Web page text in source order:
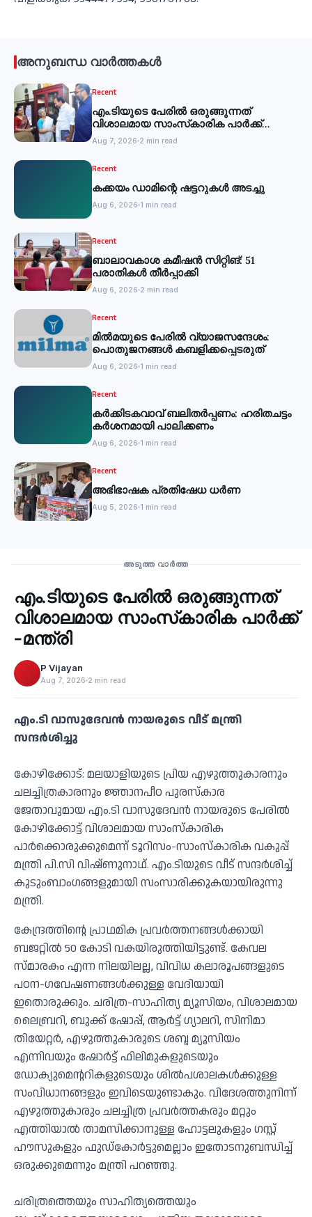
അനുബന്ധ വാർത്തകൾ
Recent
എം.ടിയുടെ പേരില്‍ ഒരുങ്ങുന്നത്
വിശാലമായ സാംസ്‌കാരിക പാര്‍ക്ക്
-മന്ത്രി
Aug 7, 2026 2 min read
Recent
കക്കയം ഡാമിന്റെ ഷട്ടറുകള്‍ അടച്ചു
Aug 6, 2026 1 min read
Recent
ബാലാവകാശ കമീഷന്‍ സിറ്റിങ്: 51
പരാതികള്‍ തീര്‍പ്പാക്കി
Aug 6, 2026 2 min read
Recent
മില്‍മയുടെ പേരില്‍ വ്യാജസന്ദേശം:
പൊതുജനങ്ങള്‍ കബളിക്കപ്പെടരുത്
Aug 6, 2026 1 min read
Recent
കര്‍ക്കിടകവാവ് ബലിതര്‍പ്പണം: ഹരിതചട്ടം
കര്‍ശനമായി പാലിക്കണം
Aug 6, 2026 1 min read
Recent
അഭിഭാഷക പ്രതിഷേധ ധർണ
Aug 5, 2026 1 min read
അടുത്ത വാർത്ത
‹
എം.ടിയുടെ പേരില്‍ ഒരുങ്ങുന്നത്
വിശാലമായ സാംസ്‌കാരിക പാര്‍ക്ക്
-മന്ത്രി
P Vijayan
Aug 7, 2026 2 min read
എം.ടി വാസുദേവന്‍ നായരുടെ വീട് മന്ത്രി
സന്ദര്‍ശിച്ചു
കോഴിക്കോട്: മലയാളിയുടെ പ്രിയ എഴുത്തുകാരനും
ചലച്ചിത്രകാരനും ജ്ഞാനപീഠ പുരസ്‌കാര
ജേതാവുമായ എം.ടി വാസുദേവന്‍ നായരുടെ പേരില്‍
കോഴിക്കോട്ട് വിശാലമായ സാംസ്‌കാരിക
പാര്‍ക്കൊരുക്കുമെന്ന് ടൂറിസം-സാംസ്‌കാരിക വകുപ്പ്
മന്ത്രി പി.സി വിഷ്ണുനാഥ്. എം.ടിയുടെ വീട് സന്ദര്‍ശിച്ച്
കുടുംബാംഗങ്ങളുമായി സംസാരിക്കുകയായിരുന്നു
മന്ത്രി.
കേന്ദ്രത്തിന്റെ പ്രാഥമിക പ്രവര്‍ത്തനങ്ങള്‍ക്കായി
ബജറ്റില്‍ 50 കോടി വകയിരുത്തിയിട്ടുണ്ട്. കേവല
സ്മാരകം എന്ന നിലയിലല്ല, വിവിധ കലാരൂപങ്ങളുടെ
പഠന-ഗവേഷണങ്ങള്‍ക്കുള്ള വേദിയായി
ഇതൊരുക്കും. ചരിത്ര-സാഹിത്യ മ്യൂസിയം, വിശാലമായ
ലൈബ്രറി, ബുക്ക് ഷോപ്പ്, ആര്‍ട്ട് ഗ്യാലറി, സിനിമാ
തിയേറ്റര്‍, എഴുത്തുകാരുടെ ശബ്ദ മ്യൂസിയം
എന്നിവയും ഷോര്‍ട്ട് ഫിലിമുകളുടെയും
ഡോക്യുമെന്ററികളുടെയും ശില്‍പശാലകള്‍ക്കുള്ള
സംവിധാനങ്ങളും ഇവിടെയുണ്ടാകും. വിദേശത്തുനിന്ന്
എഴുത്തുകാരും ചലച്ചിത്ര പ്രവര്‍ത്തകരും മറ്റും
എത്തിയാല്‍ താമസിക്കാനുള്ള ഹോട്ടലുകളും ഗസ്റ്റ്
ഹൗസുകളും ഫുഡ്കോര്‍ട്ടുമെല്ലാം ഇതോടനുബന്ധിച്ച്
ഒരുക്കുമെന്നും മന്ത്രി പറഞ്ഞു.
ചരിത്രത്തെയും സാഹിത്യത്തെയും